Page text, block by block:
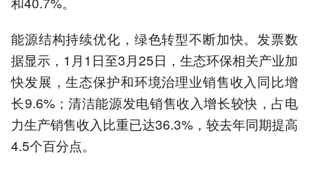
能源结构持续优化，绿色转型不断加快。发票数
据显示，1月1日至3月25日，生态环保相关产业加
快发展，生态保护和环境治理业销售收入同比增
长9.6%；清洁能源发电销售收入增长较快，占电
力生产销售收入比重已达36.3%，较去年同期提高
4.5个百分点。